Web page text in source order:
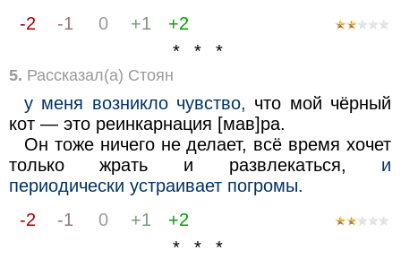
-2
-1 0 +1
+2
* * *
5. Рассказал(а) Стоян
у меня возникло чувство, что мой чёрный
кот — это реинкарнация [мав]ра.
Он тоже ничего не делает, всё время хочет
только жрать и развлекаться, и
периодически устраивает погромы.
-2
-1 0 +1
+2
* * *